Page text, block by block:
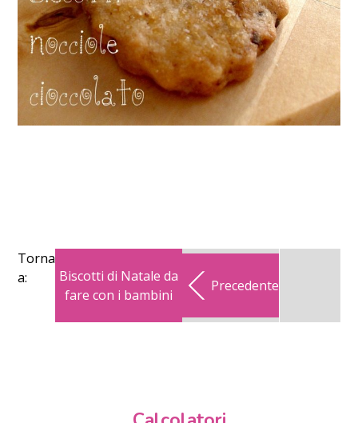
Torna
a:
Biscotti di Natale da
fare con i bambini
Precedente